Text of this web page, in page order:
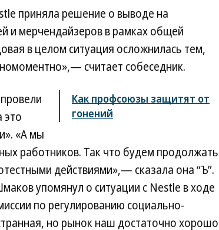
приняла решение о выводе на
и мерчендайзеров в рамках общей
в целом ситуация осложнилась тем,
считает собеседник.
Как профсоюзы защитят от
гонений
это
«А мы
работников. Так что будем продолжать
действиями»,— сказала она “Ъ”.
упомянул о ситуации с Nestle в ходе
по регулированию социально-
но рынок наш достаточно хорошо